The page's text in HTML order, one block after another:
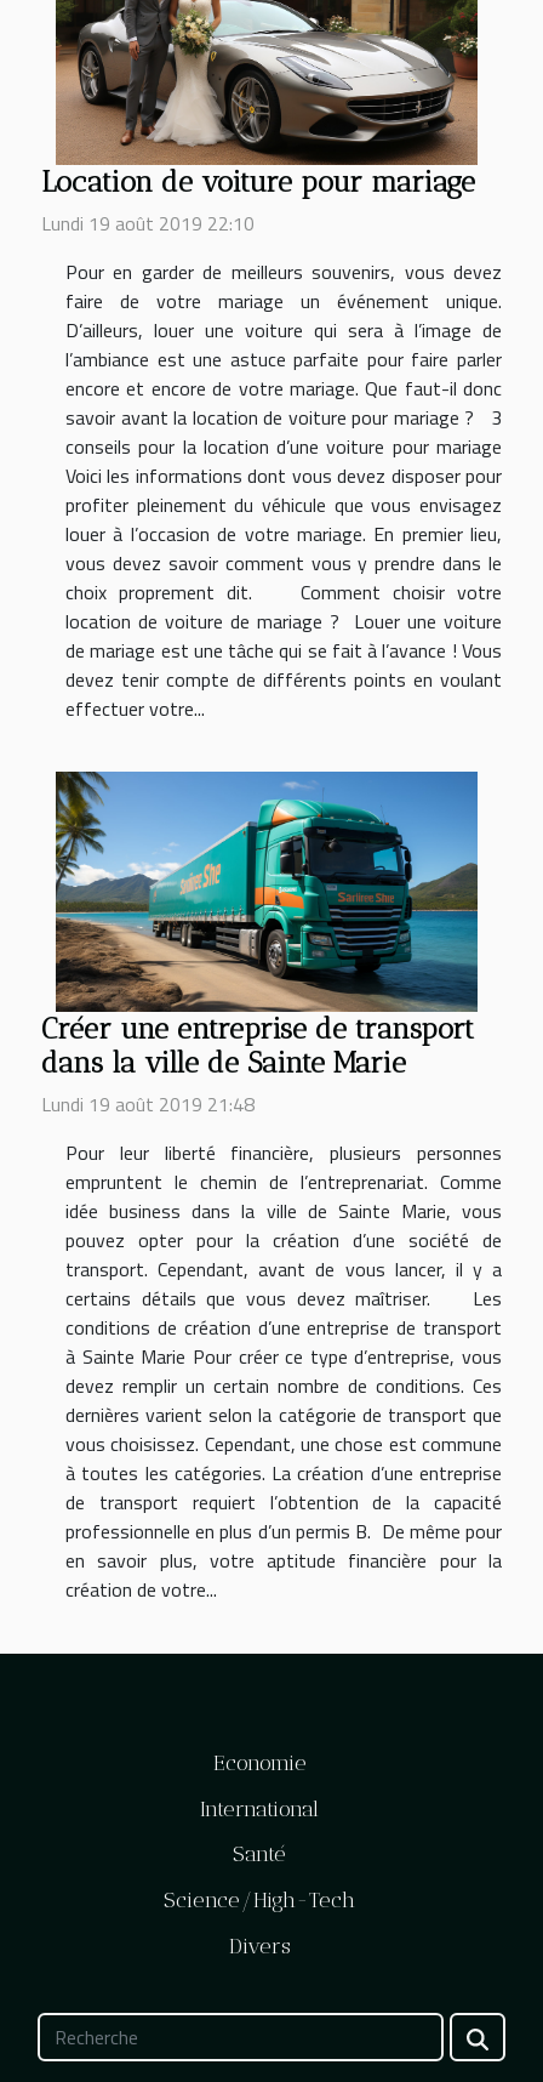
Location de voiture pour mariage
Lundi 19 août 2019 22:10
Pour en garder de meilleurs souvenirs, vous devez
faire de votre mariage un événement unique.
D’ailleurs, louer une voiture qui sera à l’image de
l’ambiance est une astuce parfaite pour faire parler
encore et encore de votre mariage. Que faut-il donc
savoir avant la location de voiture pour mariage ? 3
conseils pour la location d’une voiture pour mariage
Voici les informations dont vous devez disposer pour
profiter pleinement du véhicule que vous envisagez
louer à l’occasion de votre mariage. En premier lieu,
vous devez savoir comment vous y prendre dans le
choix proprement dit. Comment choisir votre
location de voiture de mariage ? Louer une voiture
de mariage est une tâche qui se fait à l’avance ! Vous
devez tenir compte de différents points en voulant
effectuer votre...
Créer une entreprise de transport
dans la ville de Sainte Marie
Lundi 19 août 2019 21:48
Pour leur liberté financière, plusieurs personnes
empruntent le chemin de l’entreprenariat. Comme
idée business dans la ville de Sainte Marie, vous
pouvez opter pour la création d’une société de
transport. Cependant, avant de vous lancer, il y a
certains détails que vous devez maîtriser. Les
conditions de création d’une entreprise de transport
à Sainte Marie Pour créer ce type d’entreprise, vous
devez remplir un certain nombre de conditions. Ces
dernières varient selon la catégorie de transport que
vous choisissez. Cependant, une chose est commune
à toutes les catégories. La création d’une entreprise
de transport requiert l’obtention de la capacité
professionnelle en plus d’un permis B. De même pour
en savoir plus, votre aptitude financière pour la
création de votre...
Economie
International
Santé
Science/High-Tech
Divers